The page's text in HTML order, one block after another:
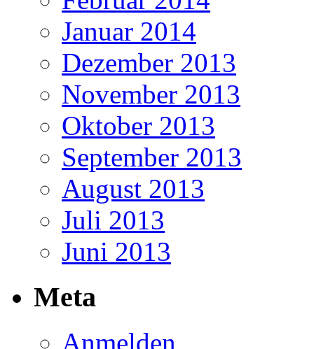
Januar 2014
Dezember 2013
November 2013
Oktober 2013
September 2013
August 2013
Juli 2013
Juni 2013
Meta
Anmelden